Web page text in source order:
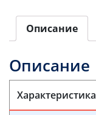
Описание
Описание
Характеристика